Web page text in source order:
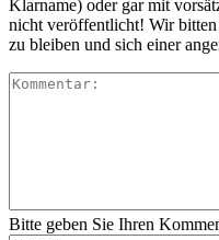
Klarname) oder gar mit
nicht veröffentlicht! Wir
zu bleiben und sich einer
Bitte geben Sie Ihren